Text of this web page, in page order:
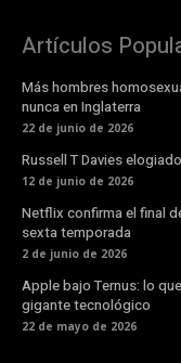
Artículos
Más hombres
nunca en Inglaterra
22 de junio de 2026
Russell T Davies
12 de junio de 2026
Netflix confirma el final
sexta temporada
2 de junio de 2026
Apple bajo Ternus: lo
gigante tecnológico
22 de mayo de 2026